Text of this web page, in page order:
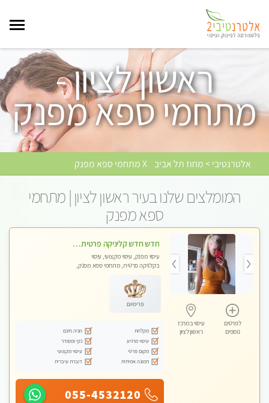
ראשון לציון -
מתחמי ספא מפנק
אלטרנטיבי > מחוז תל אביב X מתחמי ספא מפנק
המומלצים שלנו בעיר ראשון לציון | מתחמי
ספא מפנק
לפרטים
נוספים
עיסוי במרכז
ראשון לציון
חדש חדש קליניקה פרטית לבריאות הגוף לעיסוי מקצועי ומפנק -שעות עבודה -10:00-23:00- ללא מין !!
עיסוי מפנק, עיסוי מקצועי, עיסוי
בקלניקה פרטית, מתחמי ספא מפנק,
פרימיום
מקלחת
חניה חינם
עיסוי מרגיע
נקי ומסודר
מקום פרטי
עיסוי מקצועי
תמונה אמיתית
דוברת עיברית
055-4532120